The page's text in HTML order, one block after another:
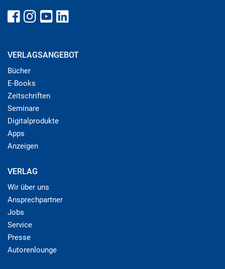
VERLAGSANGEBOT
Bücher
E-Books
Zeitschriften
Seminare
Digitalprodukte
Apps
Anzeigen
VERLAG
Wir über uns
Ansprechpartner
Jobs
Service
Presse
Autorenlounge